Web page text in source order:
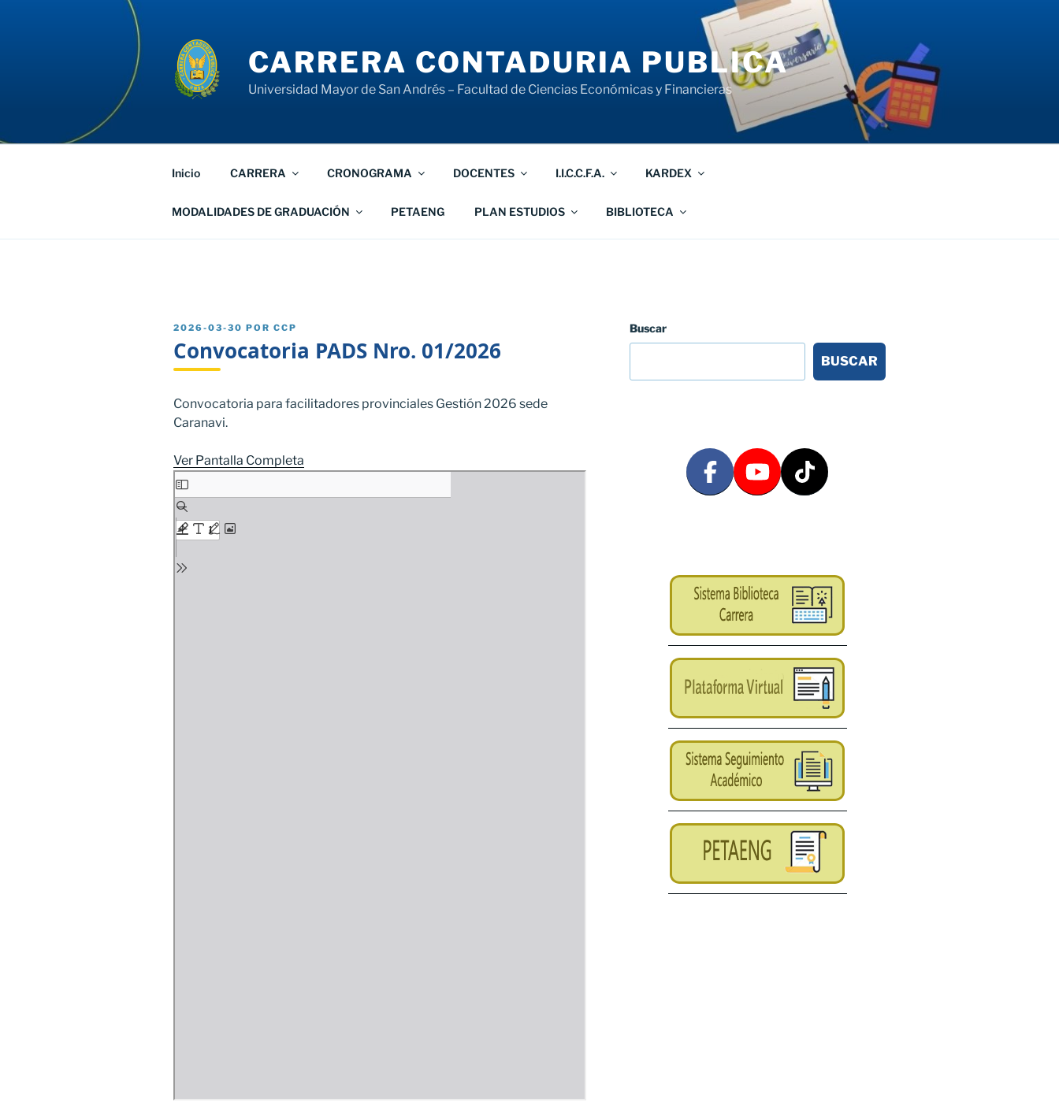
CARRERA CONTADURIA PUBLICA
Universidad Mayor de San Andrés – Facultad de Ciencias Económicas y Financieras
Inicio CARRERA CRONOGRAMA DOCENTES I.I.C.C.F.A. KARDEX
MODALIDADES DE GRADUACIÓN PETAENG PLAN ESTUDIOS BIBLIOTECA
PUBLICADO
2026-03-30 POR CCP
Convocatoria PADS Nro. 01/2026
Convocatoria para facilitadores provinciales Gestión 2026 sede
Caranavi.
Ver Pantalla Completa
Saltar
al
contenido
del
PDF
Buscar
BUSCAR